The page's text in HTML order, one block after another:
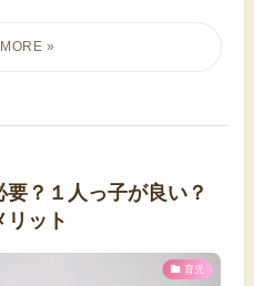
要？１人っ子が良い？
リット
育児